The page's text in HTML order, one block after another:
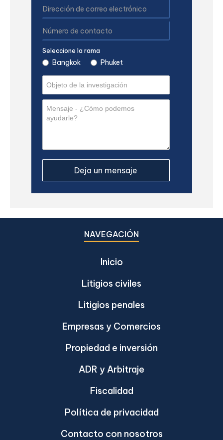
Seleccione la rama
Bangkok Phuket
NAVEGACIÓN
Inicio
Litigios civiles
Litigios penales
Empresas y Comercios
Propiedad e inversión
ADR y Arbitraje
Fiscalidad
Política de privacidad
Contacto con nosotros